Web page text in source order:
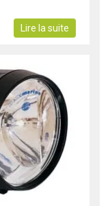
Lire la suite